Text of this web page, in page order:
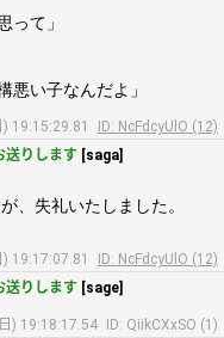
って」
悪い子なんだよ」
19:15:29.81
ID: NcFdcyUlO (12)
送りします [saga]
、失礼いたしました。
19:17:07.81
ID: NcFdcyUlO (12)
送りします [sage]
) 19:18:17.54
ID: QiikCXxSO (1)